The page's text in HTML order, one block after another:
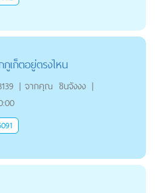
ภูเก็ตอยู่ตรงไหน
| จากคุณ ชินจังงง |